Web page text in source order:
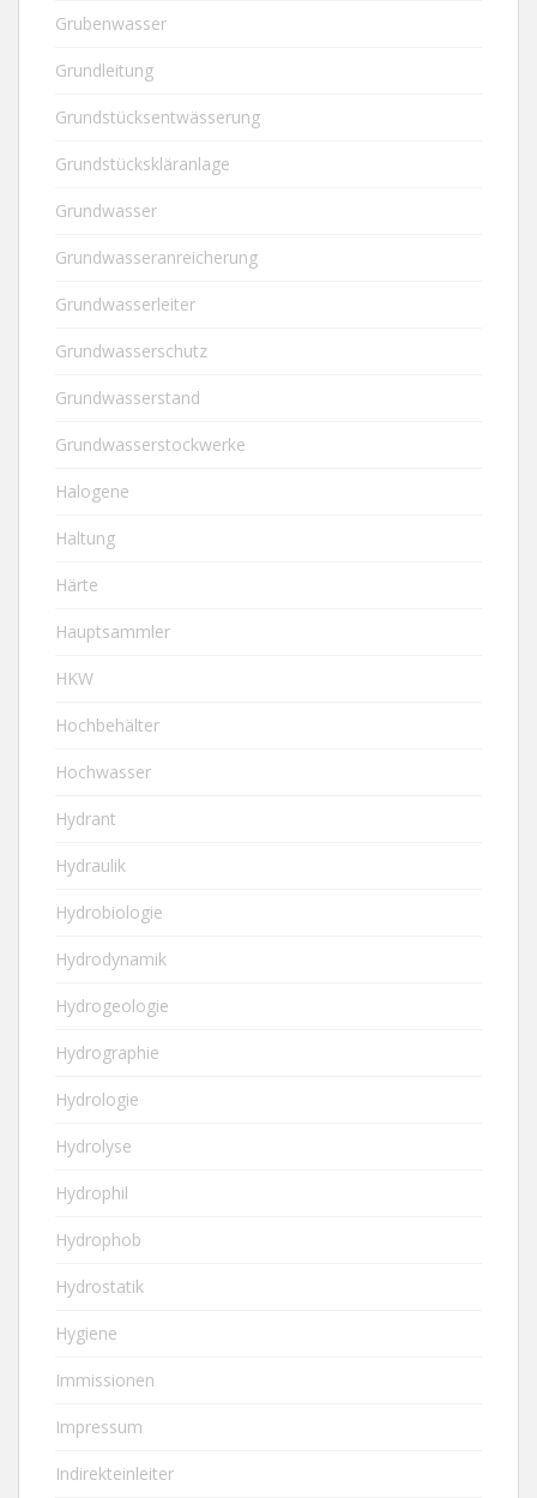
Grubenwasser
Grundleitung
Grundstücksentwässerung
Grundstückskläranlage
Grundwasser
Grundwasseranreicherung
Grundwasserleiter
Grundwasserschutz
Grundwasserstand
Grundwasserstockwerke
Halogene
Haltung
Härte
Hauptsammler
HKW
Hochbehälter
Hochwasser
Hydrant
Hydraulik
Hydrobiologie
Hydrodynamik
Hydrogeologie
Hydrographie
Hydrologie
Hydrolyse
Hydrophil
Hydrophob
Hydrostatik
Hygiene
Immissionen
Impressum
Indirekteinleiter